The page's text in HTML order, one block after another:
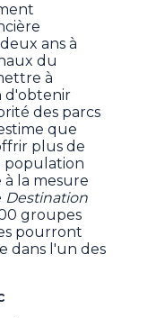
ans à
du
à
d'obtenir
des parcs
que
plus de
population
à la mesure
Destination
groupes
pourront
dans l'un des